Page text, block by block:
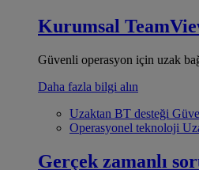
Kurumsal
Güvenli operasyon için uzak
Daha fazla bilgi alın
Uzaktan BT desteği
Operasyonel teknoloji
Gerçek zamanlı